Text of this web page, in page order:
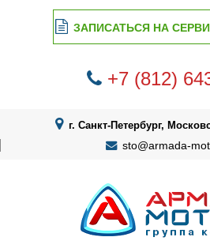
г. Санкт-Петербург,
sto@armada-
+7 (812)
ЗАПИСАТЬСЯ НА